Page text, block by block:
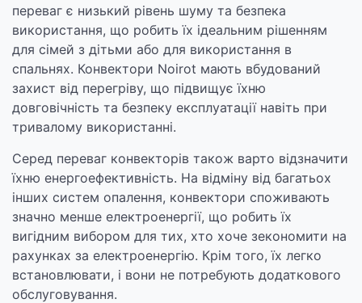
переваг є низький рівень шуму та безпека
використання, що робить їх ідеальним рішенням
для сімей з дітьми або для використання в
спальнях. Конвектори Noirot мають вбудований
захист від перегріву, що підвищує їхню
довговічність та безпеку експлуатації навіть при
тривалому використанні.
Серед переваг конвекторів також варто відзначити
їхню енергоефективність. На відміну від багатьох
інших систем опалення, конвектори споживають
значно менше електроенергії, що робить їх
вигідним вибором для тих, хто хоче зекономити на
рахунках за електроенергію. Крім того, їх легко
встановлювати, і вони не потребують додаткового
обслуговування.